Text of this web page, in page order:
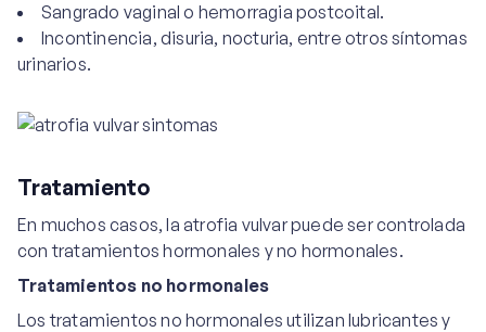
Sangrado vaginal o hemorragia postcoital.
Incontinencia, disuria, nocturia, entre otros síntomas
urinarios.
Tratamiento
En muchos casos, la atrofia vulvar puede ser controlada
con tratamientos hormonales y no hormonales.
Tratamientos no hormonales
Los tratamientos no hormonales utilizan lubricantes y